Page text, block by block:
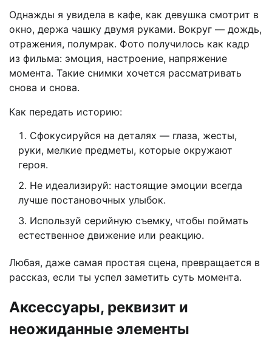
Однажды я увидела в кафе, как девушка смотрит в
окно, держа чашку двумя руками. Вокруг — дождь,
отражения, полумрак. Фото получилось как кадр
из фильма: эмоция, настроение, напряжение
момента. Такие снимки хочется рассматривать
снова и снова.
Как передать историю:
Сфокусируйся на деталях — глаза, жесты,
руки, мелкие предметы, которые окружают
героя.
Не идеализируй: настоящие эмоции всегда
лучше постановочных улыбок.
Используй серийную съемку, чтобы поймать
естественное движение или реакцию.
Любая, даже самая простая сцена, превращается в
рассказ, если ты успел заметить суть момента.
Аксессуары, реквизит и
неожиданные элементы